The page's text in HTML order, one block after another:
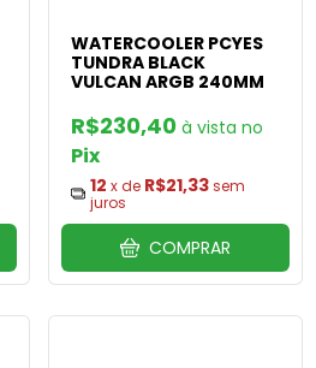
WATERCOOLER PCYES
TUNDRA BLACK
VULCAN ARGB 240MM
R$230,40
Pix
12 x de R$21,33sem
juros
COMPRAR